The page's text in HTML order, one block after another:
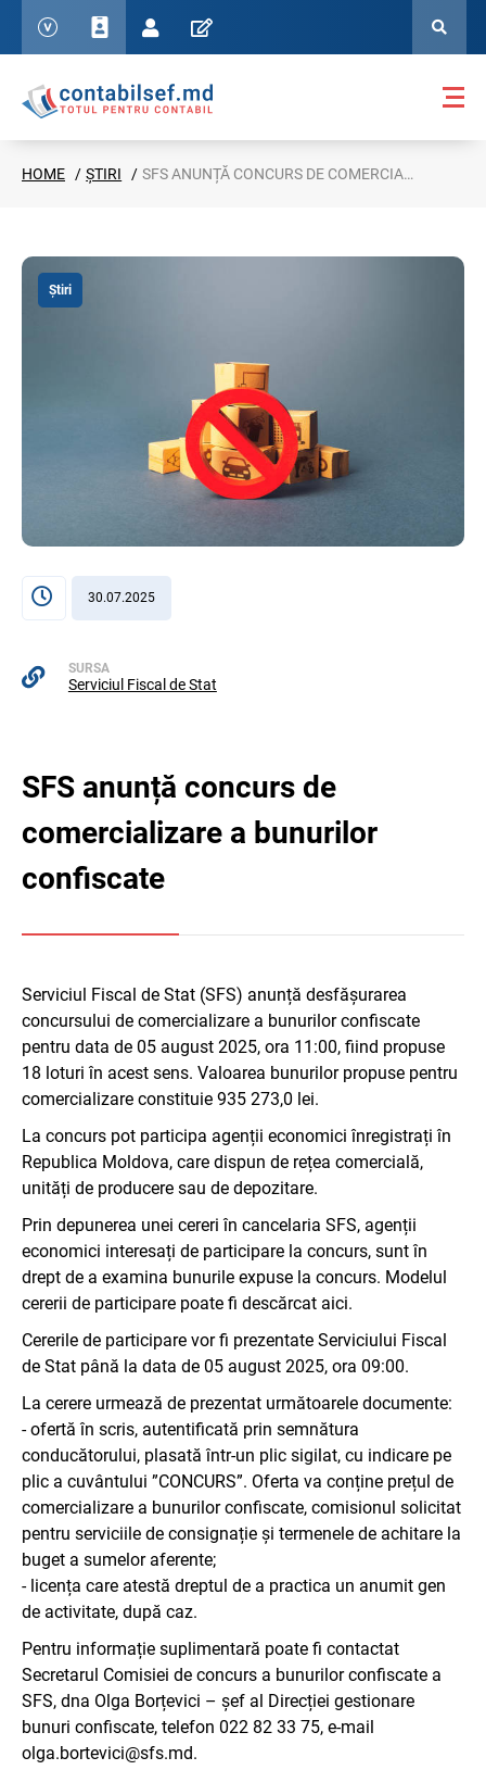
HOME ȘTIRI SFS ANUNȚĂ CONCURS DE COMERCIALIZARE A BUNURILOR CONFISCATE
Știri
30.07.2025
SURSA
Serviciul Fiscal de Stat
SFS anunță concurs de
comercializare a bunurilor
confiscate
Serviciul Fiscal de Stat (SFS) anunță desfășurarea
concursului de comercializare a bunurilor confiscate
pentru data de 05 august 2025, ora 11:00, fiind propuse
18 loturi în acest sens. Valoarea bunurilor propuse pentru
comercializare constituie 935 273,0 lei.
La concurs pot participa agenții economici înregistrați în
Republica Moldova, care dispun de rețea comercială,
unități de producere sau de depozitare.
Prin depunerea unei cereri în cancelaria SFS, agenții
economici interesați de participare la concurs, sunt în
drept de a examina bunurile expuse la concurs. Modelul
cererii de participare poate fi descărcat aici.
Cererile de participare vor fi prezentate Serviciului Fiscal
de Stat până la data de 05 august 2025, ora 09:00.
La cerere urmează de prezentat următoarele documente:
- ofertă în scris, autentificată prin semnătura
conducătorului, plasată într-un plic sigilat, cu indicare pe
plic a cuvântului ”CONCURS”. Oferta va conține prețul de
comercializare a bunurilor confiscate, comisionul solicitat
pentru serviciile de consignație și termenele de achitare la
buget a sumelor aferente;
- licența care atestă dreptul de a practica un anumit gen
de activitate, după caz.
Pentru informație suplimentară poate fi contactat
Secretarul Comisiei de concurs a bunurilor confiscate a
SFS, dna Olga Borțevici – șef al Direcției gestionare
bunuri confiscate, telefon 022 82 33 75, e-mail
olga.bortevici@sfs.md.